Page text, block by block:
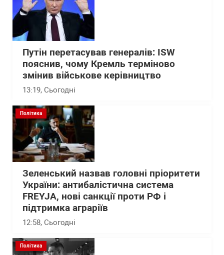
Путін перетасував генералів: ISW
пояснив, чому Кремль терміново
змінив військове керівництво
13:19, Сьогодні
Політика
Зеленський назвав головні пріоритети
України: антибалістична система
FREYJA, нові санкції проти РФ і
підтримка аграріїв
12:58, Сьогодні
Політика